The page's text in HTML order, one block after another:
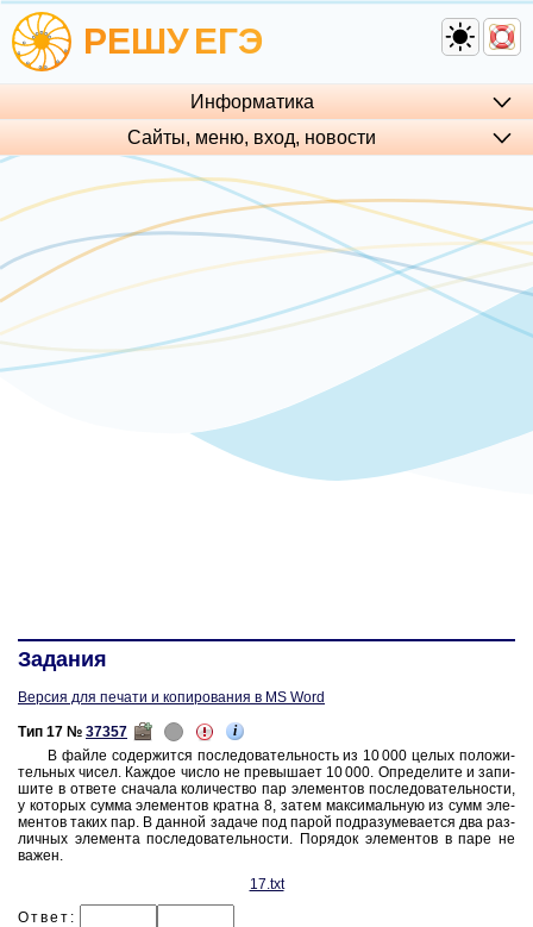
РЕШУЕГЭ
Информатика
Сайты, меню, вход, но­во­сти
Задания
Версия для печати и копирования в MS Word
Тип 17 № 37357
i
В файле со­дер­жит­ся по­сле­до­ва­тель­ность из 10 000 целых по­ло­жи­
тель­ных чисел. Каж­дое число не пре­вы­ша­ет 10 000. Опре­де­ли­те и за­пи­
ши­те в от­ве­те сна­ча­ла ко­ли­че­ство пар эле­мен­тов по­сле­до­ва­тель­но­сти,
у ко­то­рых сумма эле­мен­товкрат­на 8, затем мак­си­маль­ную из сумм эле­
мен­тов таких пар. В дан­ной за­да­че под парой под­ра­зу­ме­ва­ет­ся два раз­
лич­ных эле­мен­та по­сле­до­ва­тель­но­сти. По­ря­док эле­мен­тов в паре не
важен.
17.txt
Ответ: